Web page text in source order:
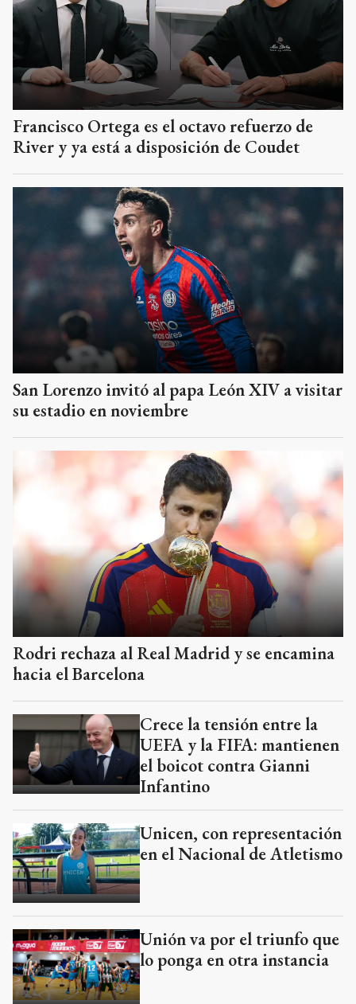
Francisco Ortega es el octavo refuerzo de
River y ya está a disposición de Coudet
San Lorenzo invitó al papa León XIV a visitar
su estadio en noviembre
Rodri rechaza al Real Madrid y se encamina
hacia el Barcelona
Crece la tensión entre la
UEFA y la FIFA: mantienen
el boicot contra Gianni
Infantino
Unicen, con representación
en el Nacional de Atletismo
Unión va por el triunfo que
lo ponga en otra instancia